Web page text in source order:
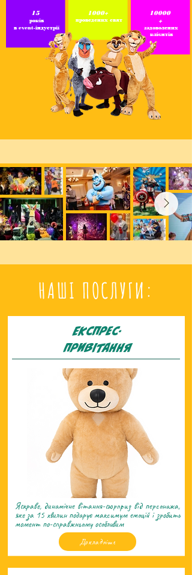
15
років
в event-індустрії
1000+
проведених свят
10000
+
задоволених
клієнтів
НАШI ПОСЛУГИ:
Експрес-
привIтання
Яскраве, динамічне вітання-сюрприз від персонажа,
яке за 15 хвилин подарує максимум емоцій і зробить
момент по-справжньому особливим
Докладніше